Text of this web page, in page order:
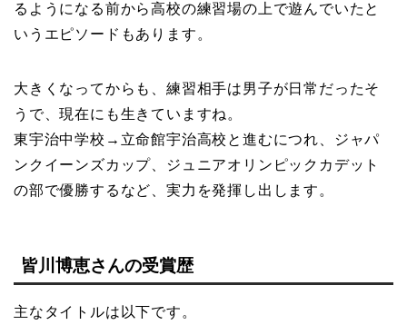
るようになる前から高校の練習場の上で遊んでいたと
いうエピソードもあります。
大きくなってからも、練習相手は男子が日常だったそ
うで、現在にも生きていますね。
東宇治中学校→立命館宇治高校と進むにつれ、ジャパ
ンクイーンズカップ、ジュニアオリンピックカデット
の部で優勝するなど、実力を発揮し出します。
皆川博恵さんの受賞歴
主なタイトルは以下です。